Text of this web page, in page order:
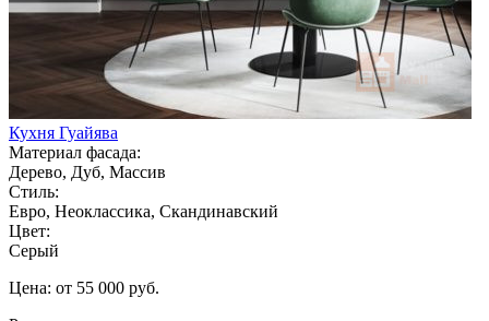
Кухня Гуайява
Материал фасада:
Дерево, Дуб, Массив
Стиль:
Евро, Неоклассика, Скандинавский
Цвет:
Серый
Цена: от 55 000 руб.